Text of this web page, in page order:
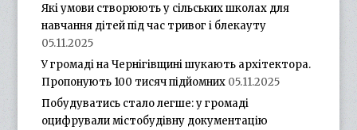
Які умови створюють у сільських школах для
навчання дітей під час тривог і блекауту
05.11.2025
У громаді на Чернігівщині шукають архітектора.
Пропонують 100 тисяч підйомних 05.11.2025
Побудуватись стало легше: у громаді
оцифрували містобудівну документацію